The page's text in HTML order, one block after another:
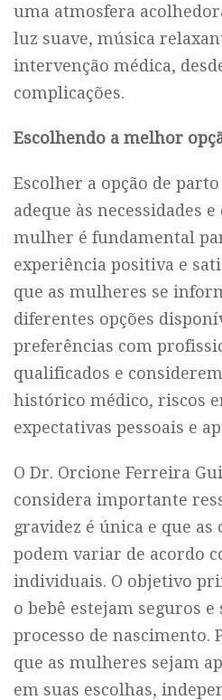
uma atmosfera
luz suave, música
intervenção médica,
complicações.
Escolhendo a melhor
Escolher a opção de
adeque às necessidades e
mulher é fundamental
experiência positiva e
que as mulheres se
diferentes opções
preferências com
qualificados e
histórico médico, riscos
expectativas pessoais e
O Dr. Orcione Ferreira
considera importante
gravidez é única e que as
podem variar de acordo
individuais. O objetivo
o bebê estejam seguros
processo de nascimento.
que as mulheres sejam
em suas escolhas,